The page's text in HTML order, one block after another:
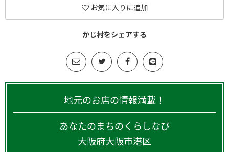
お気に入りに追加
かじ村をシェアする
地元のお店の情報満載！
あなたのまちのくらしなび
大阪府大阪市港区